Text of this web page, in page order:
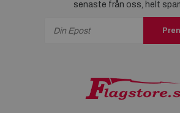
senaste från oss, helt